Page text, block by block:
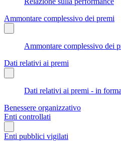
Ammontare complessivo dei premi
Ammontare complessivo dei
Dati relativi ai premi
Dati relativi ai premi - in
Benessere organizzativo
Enti controllati
Enti pubblici vigilati